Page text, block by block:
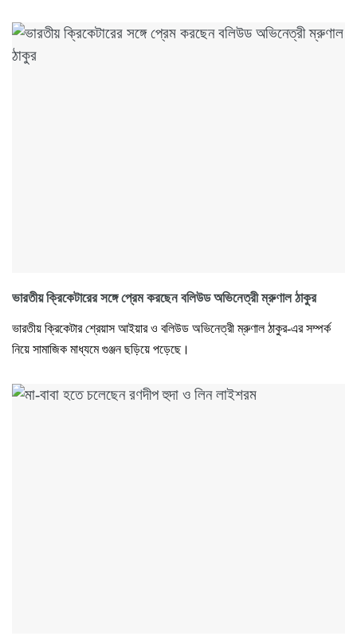
ভারতীয় ক্রিকেটারের সঙ্গে প্রেম করছেন বলিউড অভিনেত্রী ম্রুণাল ঠাকুর
ভারতীয় ক্রিকেটার শ্রেয়াস আইয়ার ও বলিউড অভিনেত্রী ম্রুণাল ঠাকুর-এর সম্পর্ক
নিয়ে সামাজিক মাধ্যমে গুঞ্জন ছড়িয়ে পড়েছে।